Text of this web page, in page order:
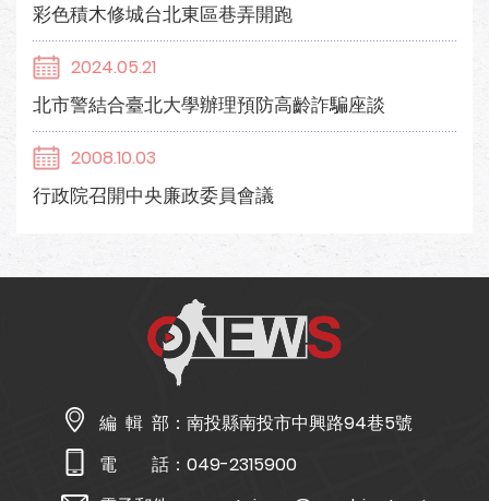
彩色積木修城台北東區巷弄開跑
2024.05.21
北市警結合臺北大學辦理預防高齡詐騙座談
2008.10.03
行政院召開中央廉政委員會議
編 輯 部： 南投縣南投市中興路94巷5號
電 話： 049-2315900